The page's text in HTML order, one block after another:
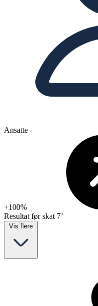
Ansatte -
+100%
Resultat før skat 7’
Vis flere